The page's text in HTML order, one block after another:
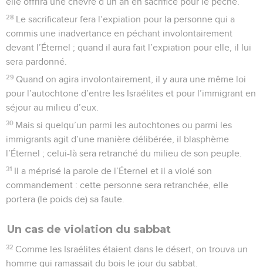
28 Le sacrificateur fera l’expiation pour la personne qui a
commis une inadvertance en péchant involontairement
devant l’Éternel ; quand il aura fait l’expiation pour elle, il lui
sera pardonné.
29 Quand on agira involontairement, il y aura une même loi
pour l’autochtone d’entre les Israélites et pour l’immigrant en
séjour au milieu d’eux.
30 Mais si quelqu’un parmi les autochtones ou parmi les
immigrants agit d’une manière délibérée, il blasphème
l’Éternel ; celui-là sera retranché du milieu de son peuple.
31 Il a méprisé la parole de l’Éternel et il a violé son
commandement : cette personne sera retranchée, elle
portera (le poids de) sa faute.
Un cas de violation du sabbat
32 Comme les Israélites étaient dans le désert, on trouva un
homme qui ramassait du bois le jour du sabbat.